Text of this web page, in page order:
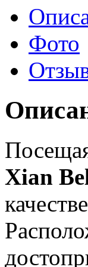
Фото
Xian